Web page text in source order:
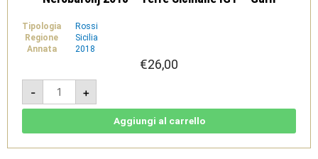
Tipologia
Rossi
Regione
Sicilia
Annata
2018
€26,00
-
Nerobaronj
2018
-
Terre
Gulfi
+
Aggiungi al carrello